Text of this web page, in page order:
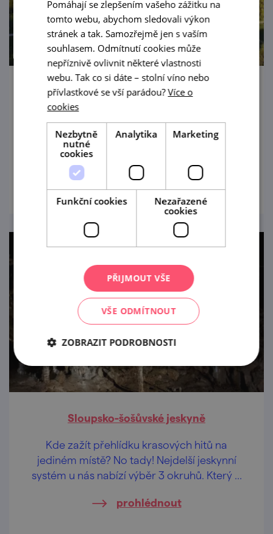
Janův hrad
Janohrad ukrytý v lužních lesích prostě
drnká na romantickou strunu.
prohlédnout
Sloupsko-šošůvské jeskyně
Kde zažít přehlídku krasových hitů na
jediném místě? No tady! Nejdelší jeskynní
systém u nás nabízí výběr 3 okruhů. Který si
prohlédnout
Pomáhají se zlepšením vašeho zážitku na
tomto webu, abychom sledovali výkon
stránek a tak. Samozřejmě jen s vaším
souhlasem. Odmítnutí cookies může
nepříznivě ovlivnit některé vlastnosti
webu. Tak co si dáte – stolní víno nebo
přívlastkové se vší parádou?Více o
cookies
Nezbytně
nutné
cookies
Analytika Marketing
Funkční cookies
Nezařazené
cookies
PŘIJMOUT VŠE
VŠE ODMÍTNOUT
ZOBRAZIT PODROBNOSTI